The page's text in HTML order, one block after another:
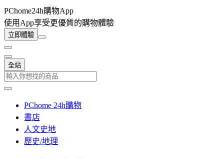
PChome24h購物App
使用App享受更優質的購物體驗
立即體驗
全站
PChome 24h購物
書店
人文史地
歷史/地理